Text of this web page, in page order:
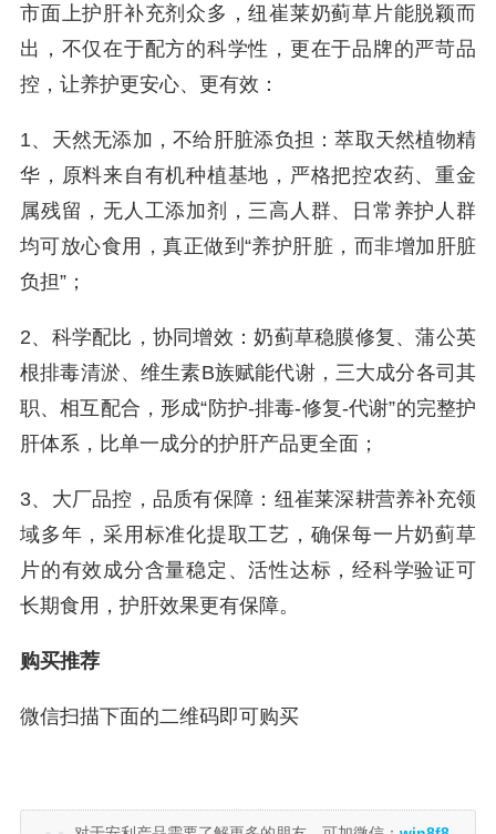
市面上护肝补充剂众多，纽崔莱奶蓟草片能脱颖而
出，不仅在于配方的科学性，更在于品牌的严苛品
控，让养护更安心、更有效：
1、天然无添加，不给肝脏添负担：萃取天然植物精
华，原料来自有机种植基地，严格把控农药、重金
属残留，无人工添加剂，三高人群、日常养护人群
均可放心食用，真正做到“养护肝脏，而非增加肝脏
负担”；
2、科学配比，协同增效：奶蓟草稳膜修复、蒲公英
根排毒清淤、维生素B族赋能代谢，三大成分各司其
职、相互配合，形成“防护-排毒-修复-代谢”的完整护
肝体系，比单一成分的护肝产品更全面；
3、大厂品控，品质有保障：纽崔莱深耕营养补充领
域多年，采用标准化提取工艺，确保每一片奶蓟草
片的有效成分含量稳定、活性达标，经科学验证可
长期食用，护肝效果更有保障。
购买推荐
微信扫描下面的二维码即可购买